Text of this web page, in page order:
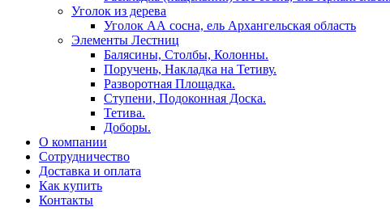
Уголок из дерева
Уголок АА сосна, ель Архангельская область
Элементы Лестниц
Балясины, Столбы, Колонны.
Поручень, Накладка на Тетиву.
Разворотная Площадка.
Ступени, Подоконная Доска.
Тетива.
Доборы.
О компании
Сотрудничество
Доставка и оплата
Как купить
Контакты